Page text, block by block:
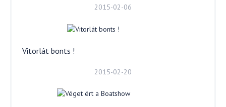
2015-02-06
Vitorlát bonts !
2015-02-20